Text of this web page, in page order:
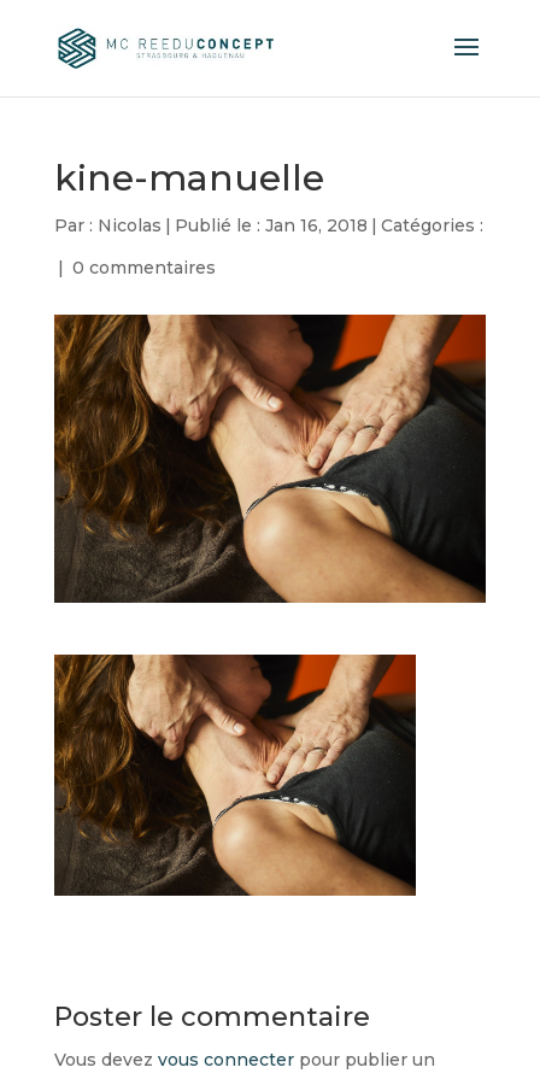
kine-manuelle
Par : Nicolas | Publié le : Jan 16, 2018 | Catégories :
| 0 commentaires
Poster le commentaire
Vous devez vous connecterpour publier un